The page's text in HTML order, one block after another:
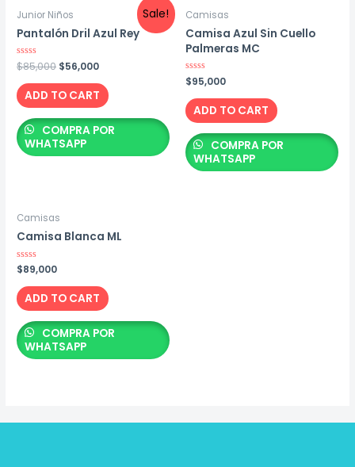
Sale!
Junior Niños
Pantalón Dril Azul Rey
Rated
0
out
of
5
$85,000 Original
was:
$85,000.
$56,000Current
is:
$56,000.
ADD TO CART
COMPRA POR
WHATSAPP
Camisas
Camisa Azul Sin Cuello
Palmeras MC
Rated
0
out
of
5
$95,000
ADD TO CART
COMPRA POR
WHATSAPP
Camisas
Camisa Blanca ML
Rated
0
out
of
5
$89,000
ADD TO CART
COMPRA POR
WHATSAPP